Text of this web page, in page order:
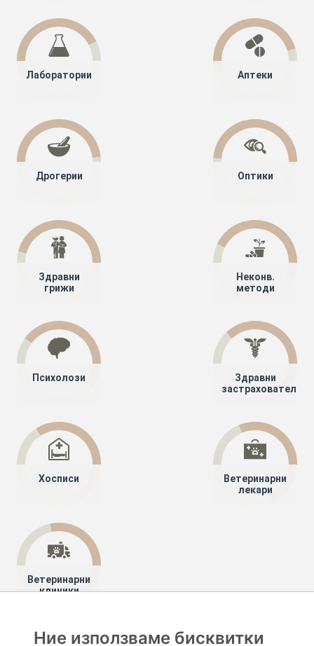
Лаборатории Аптеки
Дрогерии Оптики
Здравни
грижи
Неконв.
методи
Психолози
Здравни
застрахователи
Хосписи
Ветеринарни
лекари
Ветеринарни
клиники
Специалисти
Ние използваме бисквитки